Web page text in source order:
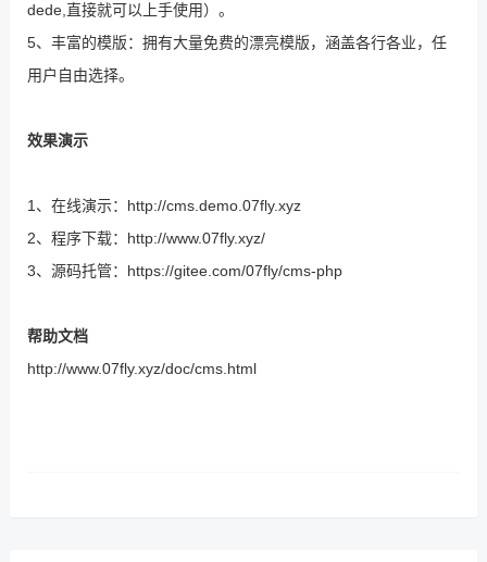
dede,直接就可以上手使用）。
5、丰富的模版：拥有大量免费的漂亮模版，涵盖各行各业，任
用户自由选择。
效果演示
1、在线演示：http://cms.demo.07fly.xyz
2、程序下载：http://www.07fly.xyz/
3、源码托管：https://gitee.com/07fly/cms-php
帮助文档
http://www.07fly.xyz/doc/cms.html